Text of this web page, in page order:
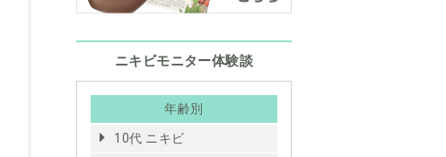
ニキビモニター体験談
年齢別
10代 ニキビ